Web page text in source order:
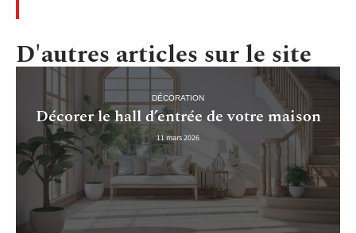
D'autres articles sur le site
DÉCORATION
Décorer le hall d’entrée de votre maison
11 mars 2026